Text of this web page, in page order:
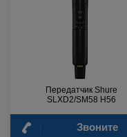
Передатчик Shure
SLXD2/SM58 H56
Звоните